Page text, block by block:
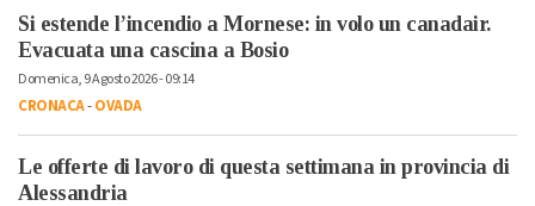
Si estende l’incendio a Mornese: in volo un canadair.
Evacuata una cascina a Bosio
Domenica, 9 Agosto 2026 - 09:14
CRONACA-OVADA
Le offerte di lavoro di questa settimana in provincia di
Alessandria